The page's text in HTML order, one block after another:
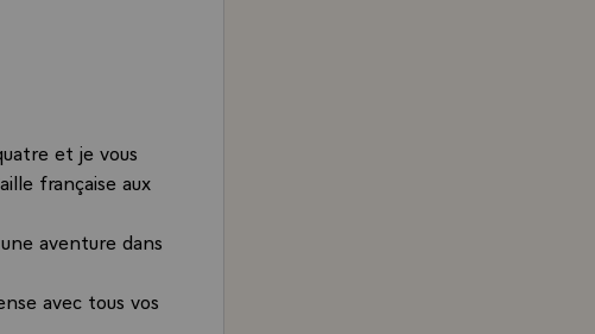
et je vous
française aux
aventure dans
avec tous vos